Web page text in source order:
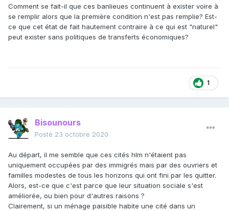
Comment se fait-il que ces banlieues continuent à exister voire à
se remplir alors que la première condition n'est pas remplie? Est-
ce que cet état de fait hautement contraire à ce qui est "naturel"
peut exister sans politiques de transferts économiques?
1
Bisounours
Posté 23 octobre 2020
Au départ, il me semble que ces cités hlm n'étaient pas
uniquement occupées par des immigrés mais par des ouvriers et
familles modestes de tous les horizons qui ont fini par les quitter.
Alors, est-ce que c'est parce que leur situation sociale s'est
améliorée, ou bien pour d'autres raisons ?
Clairement, si un ménage paisible habite une cité dans un